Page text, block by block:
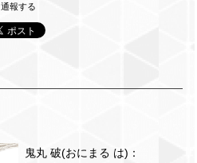
通報する
鬼丸 破(おにまる は)：